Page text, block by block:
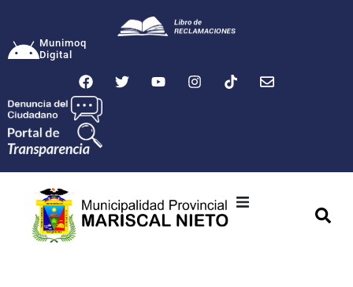
Munimoq
Digital